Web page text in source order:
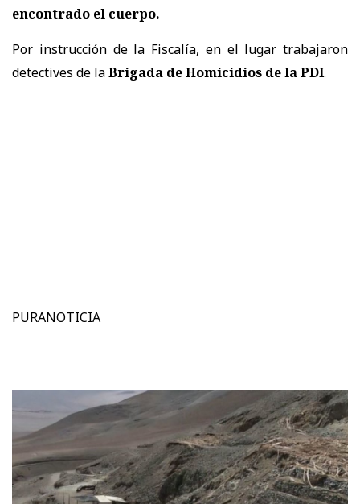
encontrado el cuerpo.
Por instrucción de la Fiscalía, en el lugar trabajaron
detectives de laBrigada de Homicidios de la PDI.
PURANOTICIA